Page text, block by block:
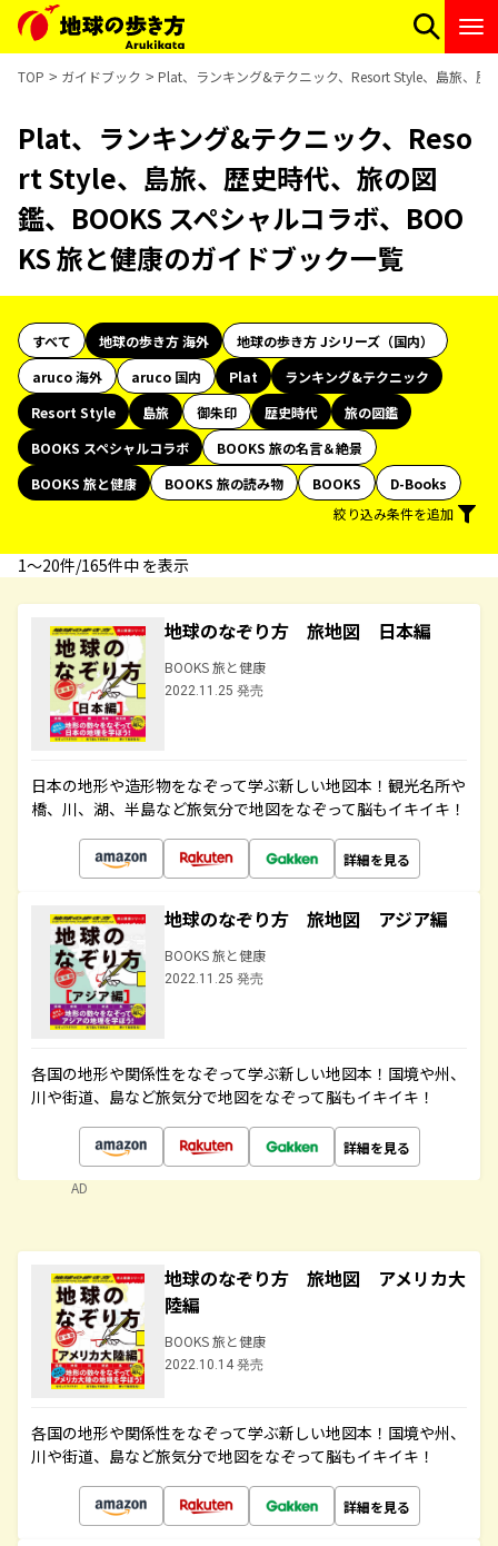
TOP ガイドブック Plat、ランキング&テクニック、Resort Style、島旅、歴
Plat、ランキング&テクニック、Reso
rt Style、島旅、歴史時代、旅の図
鑑、BOOKS スペシャルコラボ、BOO
KS 旅と健康のガイドブック一覧
すべて 地球の歩き方 海外
地球の歩き方 Jシリーズ（国内）
aruco 海外
aruco 国内 Plat
ランキング&テクニック
Resort Style
島旅 御朱印 歴史時代
旅の図鑑
BOOKS スペシャルコラボ
BOOKS 旅の名言＆絶景
BOOKS 旅と健康
BOOKS 旅の読み物 BOOKS
D-Books
絞り込み条件を追加
1〜20件/165件中 を表示
地球のなぞり方 旅地図 日本編
BOOKS 旅と健康
2022.11.25 発売
日本の地形や造形物をなぞって学ぶ新しい地図本！観光名所や
橋、川、湖、半島など旅気分で地図をなぞって脳もイキイキ！
詳細を見る
地球のなぞり方 旅地図 アジア編
BOOKS 旅と健康
2022.11.25 発売
各国の地形や関係性をなぞって学ぶ新しい地図本！国境や州、
川や街道、島など旅気分で地図をなぞって脳もイキイキ！
詳細を見る
AD
地球のなぞり方 旅地図 アメリカ大
陸編
BOOKS 旅と健康
2022.10.14 発売
各国の地形や関係性をなぞって学ぶ新しい地図本！国境や州、
川や街道、島など旅気分で地図をなぞって脳もイキイキ！
詳細を見る